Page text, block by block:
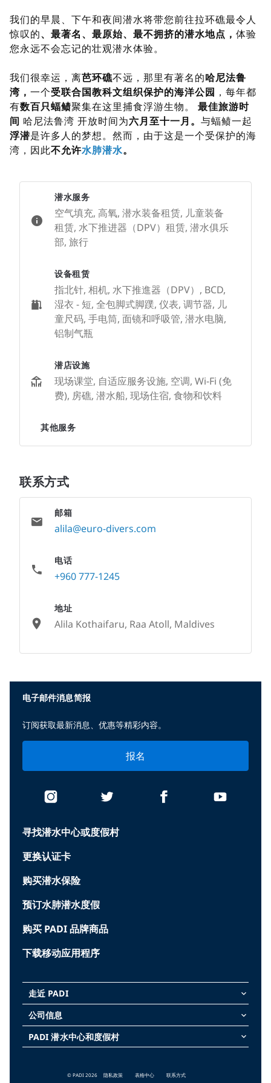
我们的早晨、下午和夜间潜水将带您前往拉环礁最令人
惊叹的、最著名、最原始、最不拥挤的潜水地点， 体验
您永远不会忘记的壮观潜水体验。
我们很幸运，离芭环礁不远，那里有著名的哈尼法鲁
湾， 一个受联合国教科文组织保护的海洋公园 ，每年都
有数百只蝠鲼聚集在这里捕食浮游生物。 最佳旅游时
间 哈尼法鲁湾 开放时间为六月至十一月。 与蝠鲼一起
浮潜是许多人的梦想。然而，由于这是一个受保护的海
湾，因此不允许水肺潜水。
潜水服务
空气填充, 高氧, 潜水装备租赁, 儿童装备
租赁, 水下推进器（DPV）租赁, 潜水俱乐
部, 旅行
设备租赁
指北针, 相机, 水下推進器（DPV）, BCD,
湿衣 - 短, 全包脚式脚蹼, 仪表, 调节器, 儿
童尺码, 手电筒, 面镜和呼吸管, 潜水电脑,
铝制气瓶
潜店设施
现场课堂, 自适应服务设施, 空调, Wi-Fi (免
费), 房礁, 潜水船, 现场住宿, 食物和饮料
其他服务
联系方式
邮箱
alila@euro-divers.com
电话
+960 777-1245
地址
Alila Kothaifaru, Raa Atoll, Maldives
寻找潜水中心或度假村
更换认证卡
购买潜水保险
预订水肺潜水度假
购买 PADI 品牌商品
下载移动应用程序
走近 PADI keyboard_arrow_down
公司信息 keyboard_arrow_down
PADI 潜水中心和度假村 keyboard_arrow_down
电子邮件消息简报
订阅获取最新消息、优惠等精彩内容。
报名
© PADI 2026 隐私政策 表格中心 联系方式